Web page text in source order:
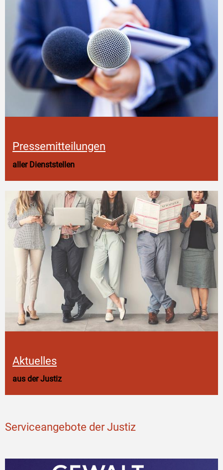
Pressemitteilungen
aller Dienststellen
Aktuelles
aus der Justiz
Serviceangebote der Justiz